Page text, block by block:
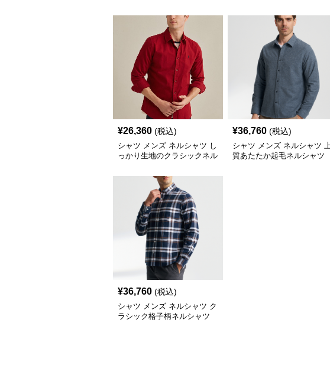
¥26,360 (税込)
シャツ メンズ ネルシャツ し
っかり生地のクラシックネル
¥36,760 (税込)
シャツ メンズ ネルシャツ
質あたたか起毛ネルシャツ
¥36,760 (税込)
シャツ メンズ ネルシャツ ク
ラシック格子柄ネルシャツ